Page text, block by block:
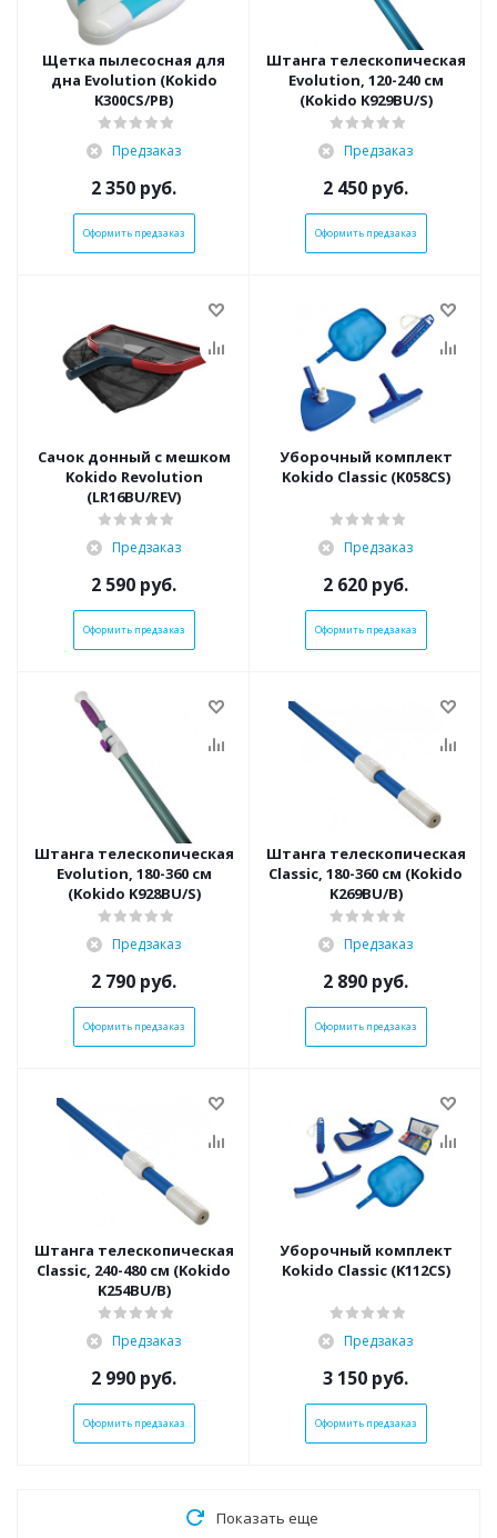
Щетка пылесосная для
дна Evolution (Kokido
K300CS/PB)
Предзаказ
2 350 руб.
Оформить предзаказ
Штанга телескопическая
Evolution, 120-240 см
(Kokido K929BU/S)
Предзаказ
2 450 руб.
Оформить предзаказ
Сачок донный с мешком
Kokido Revolution
(LR16BU/REV)
Предзаказ
2 590 руб.
Оформить предзаказ
Уборочный комплект
Kokido Classic (K058CS)
Предзаказ
2 620 руб.
Оформить предзаказ
Штанга телескопическая
Evolution, 180-360 см
(Kokido K928BU/S)
Предзаказ
2 790 руб.
Оформить предзаказ
Штанга телескопическая
Classic, 180-360 см (Kokido
K269BU/B)
Предзаказ
2 890 руб.
Оформить предзаказ
Штанга телескопическая
Classic, 240-480 см (Kokido
K254BU/B)
Предзаказ
2 990 руб.
Оформить предзаказ
Уборочный комплект
Kokido Classic (K112CS)
Предзаказ
3 150 руб.
Оформить предзаказ
Показать еще